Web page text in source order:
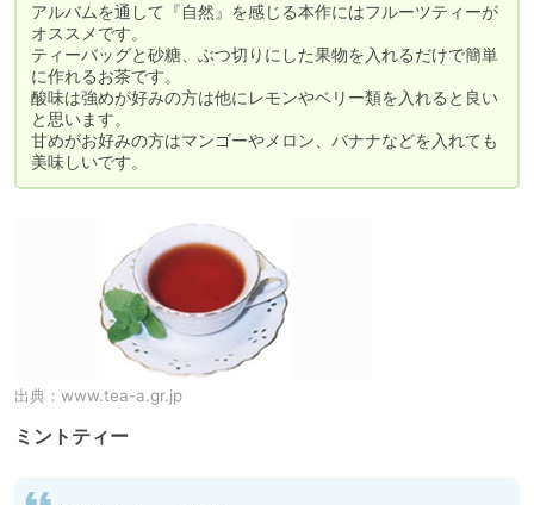
アルバムを通して『自然』を感じる本作にはフルーツティーが
オススメです。
ティーバッグと砂糖、ぶつ切りにした果物を入れるだけで簡単
に作れるお茶です。
酸味は強めが好みの方は他にレモンやベリー類を入れると良い
と思います。
甘めがお好みの方はマンゴーやメロン、バナナなどを入れても
美味しいです。
出典： www.tea-a.gr.jp
ミントティー